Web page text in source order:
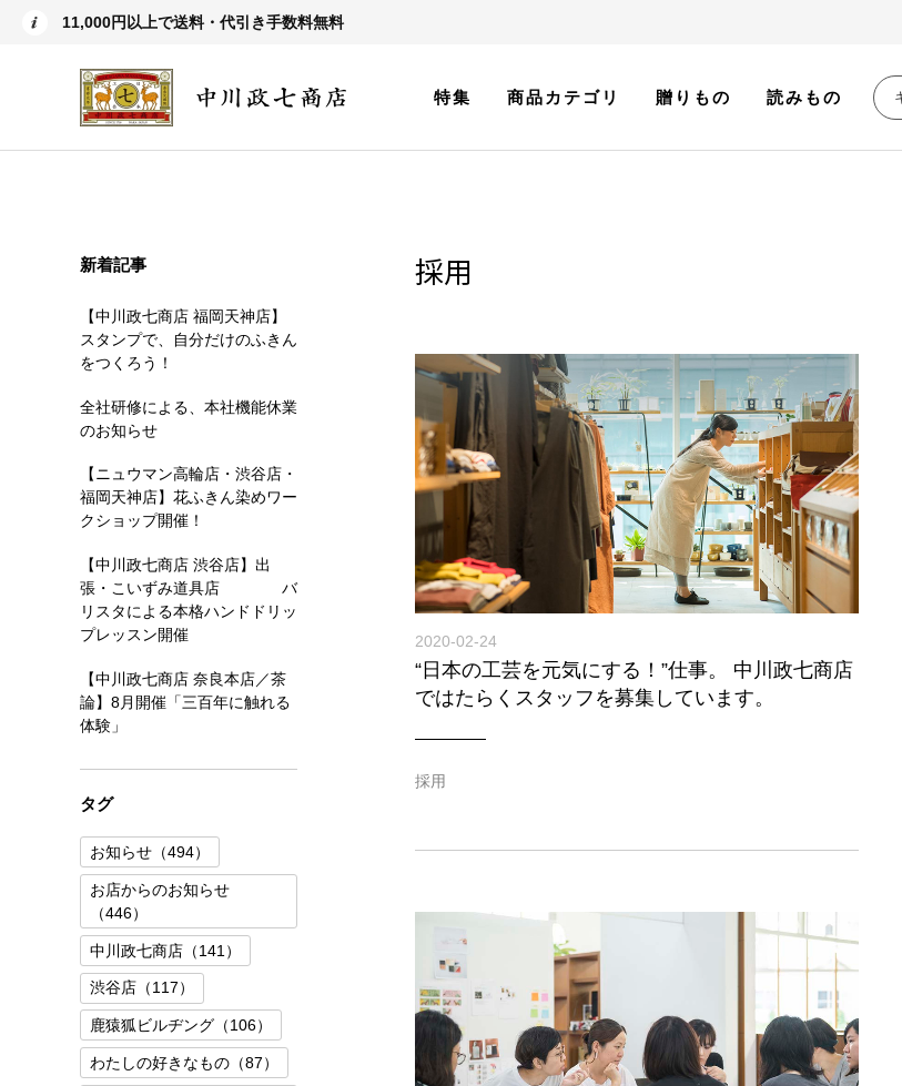
11,000円以上で送料・代引き手数料無料
特集 商品カテゴリ 贈りもの 読みもの
新着記事
【中川政七商店 福岡天神店】
スタンプで、自分だけのふきん
をつくろう！
全社研修による、本社機能休業
のお知らせ
【ニュウマン高輪店・渋谷店・
福岡天神店】花ふきん染めワー
クショップ開催！
【中川政七商店 渋谷店】出
張・こいずみ道具店 バ
リスタによる本格ハンドドリッ
プレッスン開催
【中川政七商店 奈良本店／茶
論】8月開催「三百年に触れる
体験」
タグ
お知らせ（494）
お店からのお知らせ
（446）
中川政七商店（141）
渋谷店（117）
鹿猿狐ビルヂング（106）
わたしの好きなもの（87）
採用
2020-02-24
“日本の工芸を元気にする！”仕事。 中川政七商店
ではたらくスタッフを募集しています。
採用